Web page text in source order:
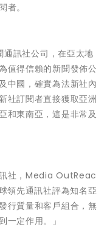
。
訊社公司，在亞太地
值得信賴的新聞發佈公
中國，確實為法新社內
社訂閱者直接獲取亞洲
和東南亞，這是非常及
訊社，Media OutReac
領先通訊社評為知名亞
行質量和客戶組合，無
一定作用。」